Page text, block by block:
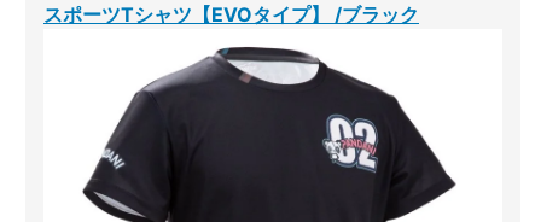
スポーツTシャツ【EVOタイプ】 /ブラック